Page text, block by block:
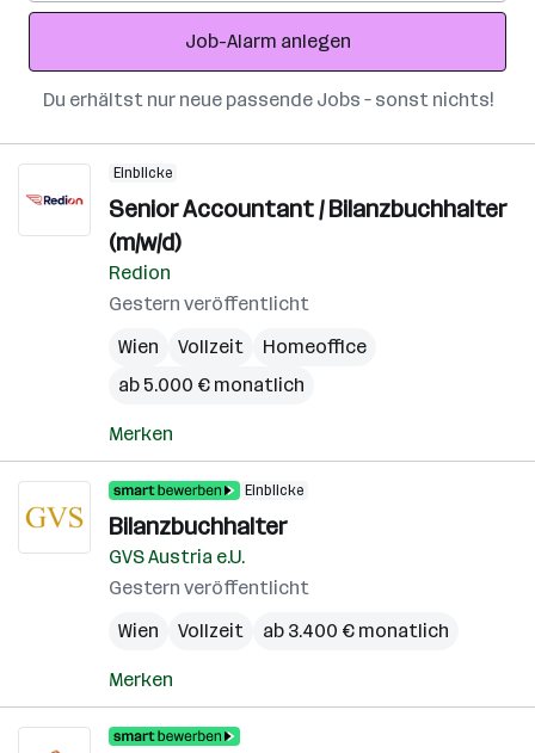
Adresse
Job-Alarm anlegen
Du erhältst nur neue passende Jobs – sonst nichts!
Einblicke
Senior Accountant / Bilanzbuchhalter
(m/w/d)
Redion
Gestern veröffentlicht
Wien
Vollzeit
Homeoffice
ab 5.000 € monatlich
Merken
Einblicke
Bilanzbuchhalter
GVS Austria e.U.
Gestern veröffentlicht
Wien
Vollzeit ab 3.400 € monatlich
Merken